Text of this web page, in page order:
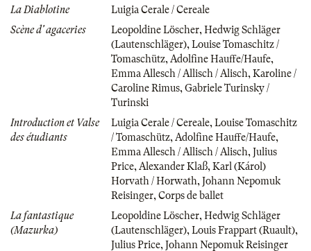
La Diablotine
Luigia Cerale / Cereale
Scène d' agaceries
Leopoldine Löscher, Hedwig Schläger
(Lautenschläger), Louise Tomaschitz /
Tomaschütz, Adolfine Hauffe/Haufe,
Emma Allesch / Allisch / Alisch, Karoline /
Caroline Rimus, Gabriele Turinsky /
Turinski
Introduction et Valse
des étudiants
Luigia Cerale / Cereale, Louise Tomaschitz
/ Tomaschütz, Adolfine Hauffe/Haufe,
Emma Allesch / Allisch / Alisch, Julius
Price, Alexander Klaß, Karl (Károl)
Horvath / Horwath, Johann Nepomuk
Reisinger, Corps de ballet
La fantastique
(Mazurka)
Leopoldine Löscher, Hedwig Schläger
(Lautenschläger), Louis Frappart (Ruault),
Julius Price, Johann Nepomuk Reisinger